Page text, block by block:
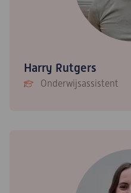
Harry Rutgers
Onderwijsassistent